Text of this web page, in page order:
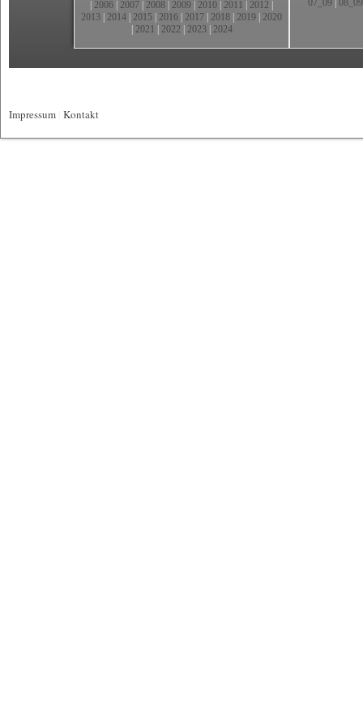
2006 2007 2008 2009 2010 2011 2012
2013 2014 2015 2016 2017 2018 2019 2020
2021 2022 2023| 2024
07_09 08_09
Impressum Kontakt